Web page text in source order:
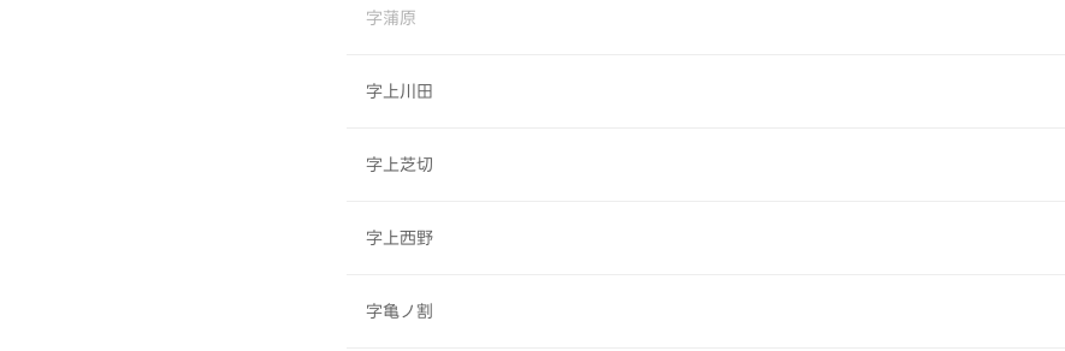
字蒲原
字上川田
字上芝切
字上西野
字亀ノ割